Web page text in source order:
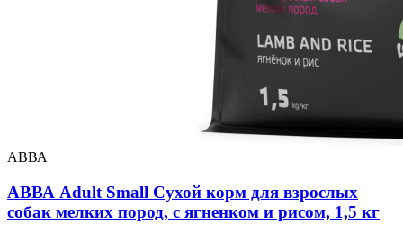
АВВА
АВВА Adult Small Сухой корм для взрослых
собак мелких пород, с ягненком и рисом, 1,5 кг